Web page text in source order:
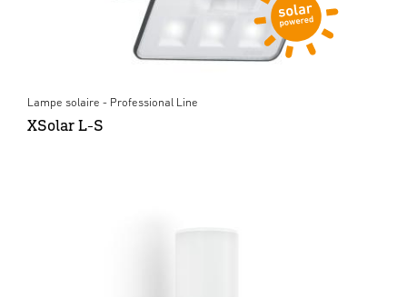
Lampe solaire - Professional Line
XSolar L-S